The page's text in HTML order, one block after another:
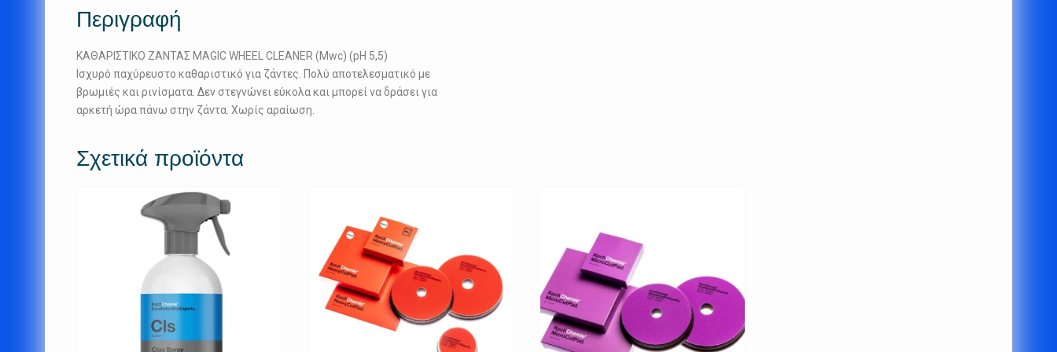
Περιγραφή
ΚΑΘΑΡΙΣΤΙΚΟ ΖΑΝΤΑΣ MAGIC WHEEL CLEANER (Mwc) (pH 5,5)
Ισχυρό παχύρευστο καθαριστικό για ζάντες. Πολύ αποτελεσματικό με
βρωμιές και ρινίσματα. Δεν στεγνώνει εύκολα και μπορεί να δράσει για
αρκετή ώρα πάνω στην ζάντα. Χωρίς αραίωση.
Σχετικά προϊόντα